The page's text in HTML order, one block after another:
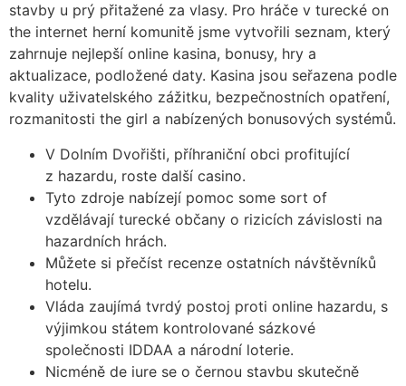
stavby u prý přitažené za vlasy. Pro hráče v turecké on
the internet herní komunitě jsme vytvořili seznam, který
zahrnuje nejlepší online kasina, bonusy, hry a
aktualizace, podložené daty. Kasina jsou seřazena podle
kvality uživatelského zážitku, bezpečnostních opatření,
rozmanitosti the girl a nabízených bonusových systémů.
V Dolním Dvořišti, příhraniční obci profitující
z hazardu, roste další casino.
Tyto zdroje nabízejí pomoc some sort of
vzdělávají turecké občany o rizicích závislosti na
hazardních hrách.
Můžete si přečíst recenze ostatních návštěvníků
hotelu.
Vláda zaujímá tvrdý postoj proti online hazardu, s
výjimkou státem kontrolované sázkové
společnosti IDDAA a národní loterie.
Nicméně de iure se o černou stavbu skutečně